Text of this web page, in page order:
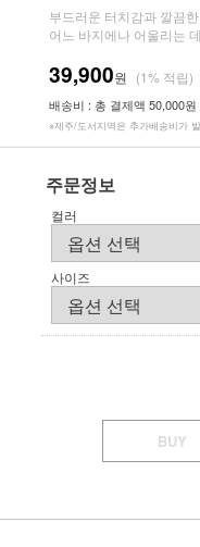
부드러운 터치감과 깔끔
어느 바지에나 어울리는
39,900원 (1% 적립)
배송비 : 총 결제액 50,000
※제주/도서지역은 추가배송비가
주문정보
컬러
사이즈
BUY